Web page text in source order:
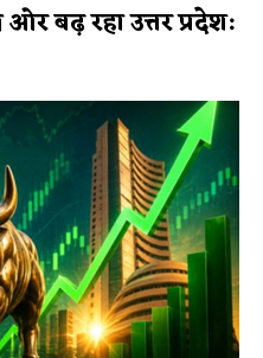
बढ़ रहा उत्तर प्रदेश: